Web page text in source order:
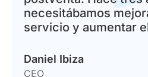
necesitábamos
servicio y aumentar
Daniel Ibiza
CEO